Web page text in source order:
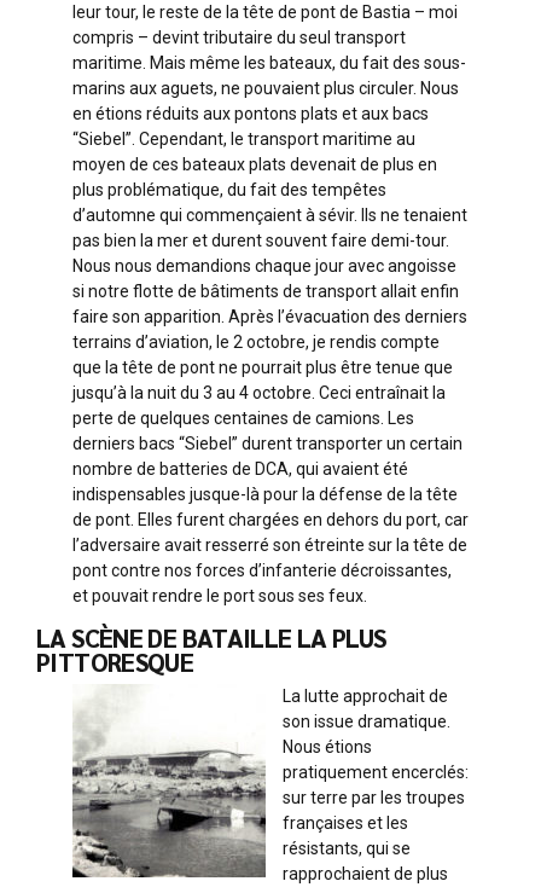
leur tour, le reste de la tête de pont de Bastia – moi
compris – devint tributaire du seul transport
maritime. Mais même les bateaux, du fait des sous-
marins aux aguets, ne pouvaient plus circuler. Nous
en étions réduits aux pontons plats et aux bacs
“Siebel”. Cependant, le transport maritime au
moyen de ces bateaux plats devenait de plus en
plus problématique, du fait des tempêtes
d’automne qui commençaient à sévir. Ils ne tenaient
pas bien la mer et durent souvent faire demi-tour.
Nous nous demandions chaque jour avec angoisse
si notre flotte de bâtiments de transport allait enfin
faire son apparition. Après l’évacuation des derniers
terrains d’aviation, le 2 octobre, je rendis compte
que la tête de pont ne pourrait plus être tenue que
jusqu’à la nuit du 3 au 4 octobre. Ceci entraînait la
perte de quelques centaines de camions. Les
derniers bacs “Siebel” durent transporter un certain
nombre de batteries de DCA, qui avaient été
indispensables jusque-là pour la défense de la tête
de pont. Elles furent chargées en dehors du port, car
l’adversaire avait resserré son étreinte sur la tête de
pont contre nos forces d’infanterie décroissantes,
et pouvait rendre le port sous ses feux.
LA SCÈNE DE BATAILLE LA PLUS
PITTORESQUE
La lutte approchait de
son issue dramatique.
Nous étions
pratiquement encerclés:
sur terre par les troupes
françaises et les
résistants, qui se
rapprochaient de plus